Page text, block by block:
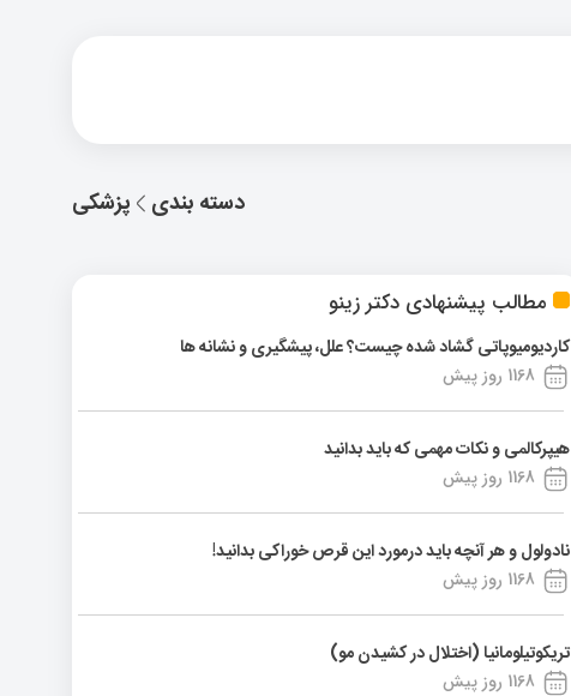
پزشکی دسته بندی
مطالب پیشنهادی دکتر زینو
کاردیومیوپاتی گشاد شده چیست؟ علل، پیشگیری و نشانه ها
1168 روز پیش
هیپرکالمی و نکات مهمی که باید بدانید
1168 روز پیش
نادولول و هر آنچه باید درمورد این قرص خوراکی بدانید!
1168 روز پیش
تریکوتیلومانیا (اختلال در کشیدن مو)
1168 روز پیش